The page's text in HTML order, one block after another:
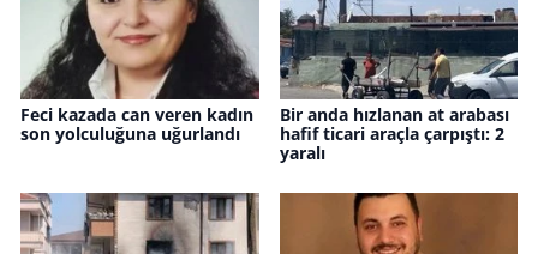
Feci kazada can veren kadın
son yolculuğuna uğurlandı
Bir anda hızlanan at arabası
hafif ticari araçla çarpıştı: 2
yaralı